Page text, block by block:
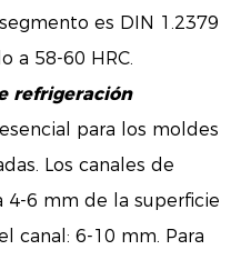
es DIN 1.2379
a 58-60 HRC.
refrigeración
para los moldes
Los canales de
4-6 mm de la superficie
canal: 6-10 mm. Para